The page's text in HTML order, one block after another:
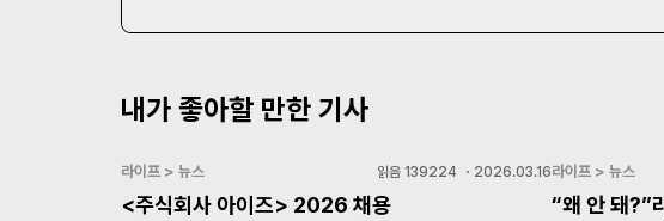
내가 좋아할 만한 기사
라이프 > 뉴스 읽음 139224・ 2026.03.16
<주식회사 아이즈> 2026 채용
라이프 > 뉴스
“왜 안 돼?”